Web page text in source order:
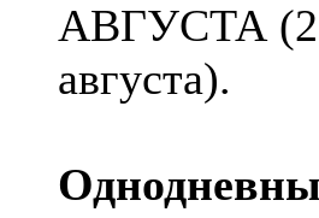
АВГУСТА
августа).